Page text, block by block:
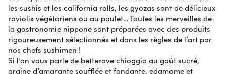
saint Herblain d où qqs années sans commande mais
j ai trop apprécié vos nouveautés
Anne R. le 28 octobre 2023 AVIS VÉRIFIÉ
Accueil chaleureux et aimable du vendeur. Merci!
les sushis et les california rolls, les gyozas sont de délicieux
raviolis végétariens ou au poulet… Toutes les merveilles de
la gastronomie nippone sont préparées avec des produits
rigoureusement sélectionnés et dans les règles de l’art par
nos chefs sushimen !
Si l’on vous parle de betterave chioggia au goût sucré,
graine d’amarante soufflée et fondante, edamame et